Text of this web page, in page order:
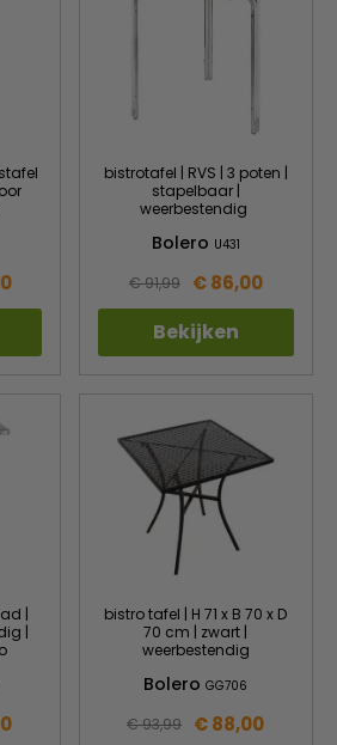
bistrotafel | RVS | 3 poten |
stapelbaar |
weerbestendig
Bolero U431
€ 91,99 € 86,00
Bekijken
|
|
bistro tafel | H 71 x B 70 x D
70 cm | zwart |
weerbestendig
BoleroGG706
€ 93,99 € 88,00